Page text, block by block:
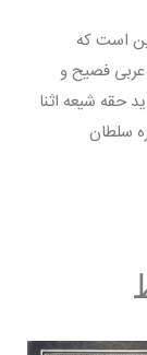
است كه
1419ق، به زبان عربى فصيح و
حقه شيعه اثنا
سلطان